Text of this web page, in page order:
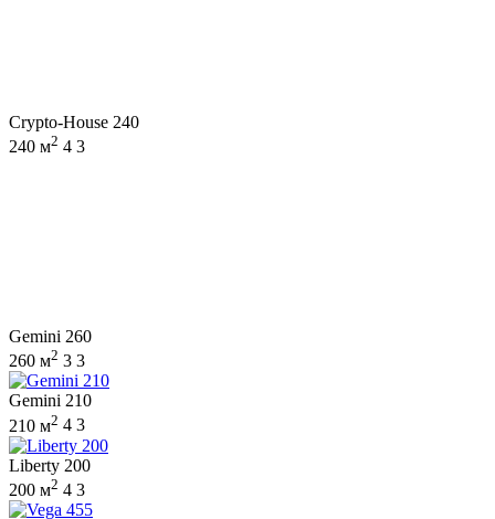
Crypto-House 240
240 м2 4 3
Gemini 260
260 м2 3 3
Gemini 210
210 м2 4 3
Liberty 200
200 м2 4 3